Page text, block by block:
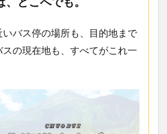
バス停の場所も、目的地まで
の現在地も、すべてがこれ一